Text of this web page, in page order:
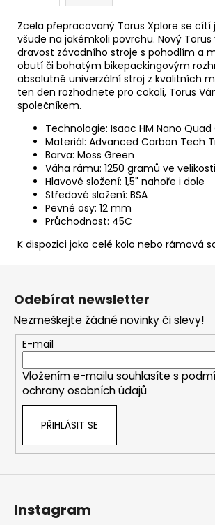
Zcela přepracovaný Torus Xplore se cítí
všude na jakémkoli povrchu. Nový
dravost závodního stroje s pohodlím a
obutí či bohatým bikepackingovým
absolutně univerzální stroj z kvalitních
ten den rozhodnete pro cokoli, Torus
společníkem.
Technologie: Isaac HM Nano
Materiál: Advanced Carbon Tech
Barva: Moss Green
Váha rámu: 1250 gramů ve
Hlavové složení: 1,5" nahoře i dole
Středové složení: BSA
Pevné osy: 12 mm
Průchodnost: 45C
K dispozici jako celé kolo nebo rámová
Z
Odebírat newsletter
Nezmeškejte žádné novinky či slevy!
E-mail
Vložením e-mailu souhlasíte s
ochrany osobních údajů
PŘIHLÁSIT SE
Instagram